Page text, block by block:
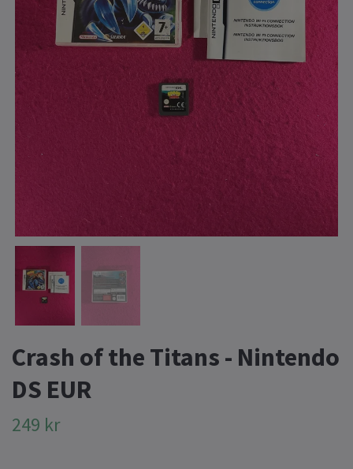
Crash of the Titans - Nintendo
DS EUR
249 kr